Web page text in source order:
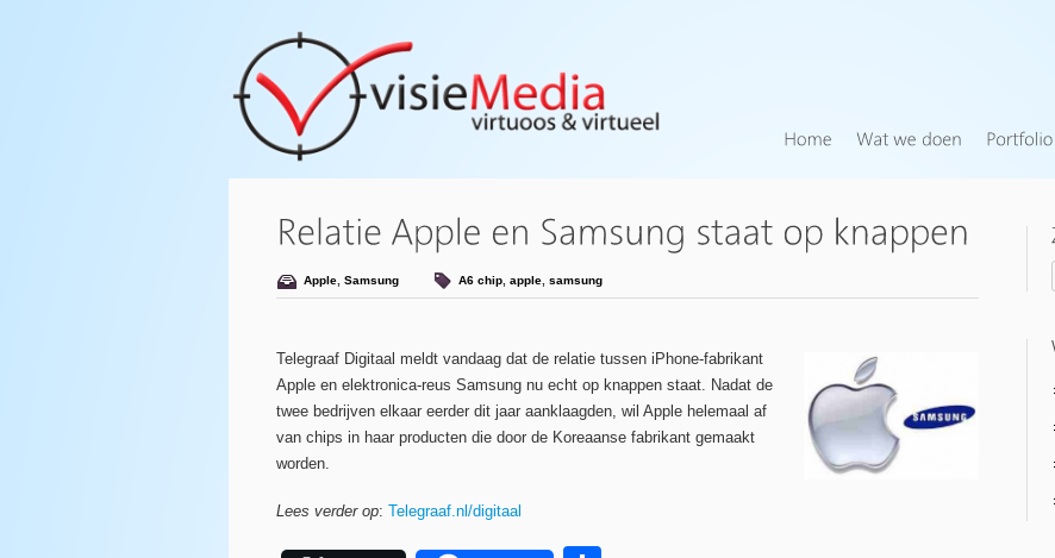
Apple Samsung A6 chip apple samsung
Telegraaf Digitaal meldt vandaag dat de relatie tussen iPhone-fabrikant
Apple en elektronica-reus Samsung nu echt op knappen staat. Nadat de
twee bedrijven elkaar eerder dit jaar aanklaagden, wil Apple helemaal af
van chips in haar producten die door de Koreaanse fabrikant gemaakt
worden.
Lees verder op: Telegraaf.nl/digitaal